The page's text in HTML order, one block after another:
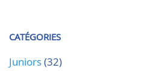
CATÉGORIES
Juniors(32)